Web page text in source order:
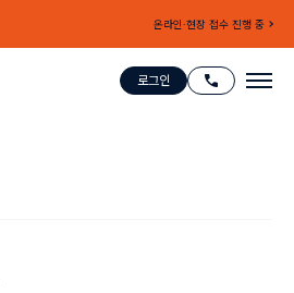
온라인·현장 접수 진행 중
로그인